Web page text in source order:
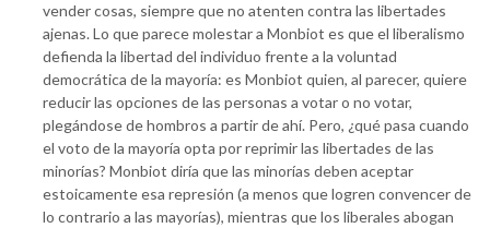
vender cosas, siempre que no atenten contra las libertades
ajenas. Lo que parece molestar a Monbiot es que el liberalismo
defienda la libertad del individuo frente a la voluntad
democrática de la mayoría: es Monbiot quien, al parecer, quiere
reducir las opciones de las personas a votar o no votar,
plegándose de hombros a partir de ahí. Pero, ¿qué pasa cuando
el voto de la mayoría opta por reprimir las libertades de las
minorías? Monbiot diría que las minorías deben aceptar
estoicamente esa represión (a menos que logren convencer de
lo contrario a las mayorías), mientras que los liberales abogan